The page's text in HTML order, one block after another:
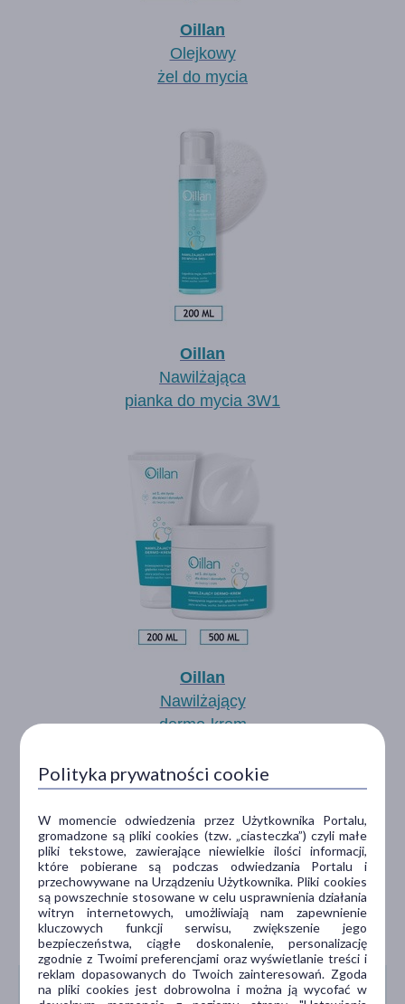
Oillan
Olejkowy
żel do mycia
Oillan
Nawilżająca
pianka do mycia 3W1
Oillan
Nawilżający
dermo-krem
POZNAJ
RODZINĘ
PRODUKTÓW
OILLAN
SZEROKI WYBÓR EMOLIENTÓW DLA
Polityka prywatności cookie
W momencie odwiedzenia przez Użytkownika Portalu,
gromadzone są pliki cookies (tzw. „ciasteczka”) czyli małe
pliki tekstowe, zawierające niewielkie ilości informacji,
które pobierane są podczas odwiedzania Portalu i
przechowywane na Urządzeniu Użytkownika. Pliki cookies
są powszechnie stosowane w celu usprawnienia działania
witryn internetowych, umożliwiają nam zapewnienie
kluczowych funkcji serwisu, zwiększenie jego
bezpieczeństwa, ciągłe doskonalenie, personalizację
zgodnie z Twoimi preferencjami oraz wyświetlanie treści i
reklam dopasowanych do Twoich zainteresowań. Zgoda
na pliki cookies jest dobrowolna i można ją wycofać w